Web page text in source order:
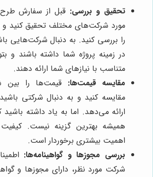
تحقیق و بررسی: قبل از سفارش
مورد شرکت‌های مختلف تحقیق کنید و
را بررسی کنید. به دنبال شرکت‌هایی
در زمینه پروژه شما داشته باشند و
متناسب با نیازهای شما ارائه دهند.
مقایسه قیمت‌ها: قیمت‌ها را
مقایسه کنید و به دنبال شرکتی
ارائه می‌دهد. اما به یاد داشته باشید
همیشه بهترین گزینه نیست.
اهمیت بیشتری برخوردار است.
بررسی مجوزها و گواهینامه‌ها:
شرکت مورد نظر، دارای مجوزها و